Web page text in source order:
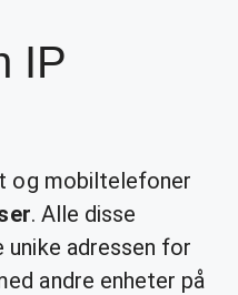
IP
og mobiltelefoner
. Alle disse
unike adressen for
andre enheter på